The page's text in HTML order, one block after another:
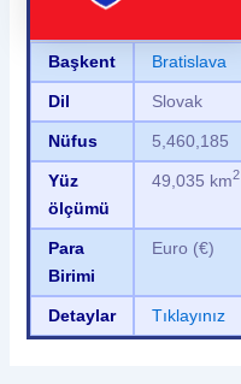
Başkent Bratislava
Dil Slovak
Nüfus 5,460,185
Yüz
ölçümü
49,035 km2
Para
Birimi
Euro (€)
Detaylar Tıklayınız